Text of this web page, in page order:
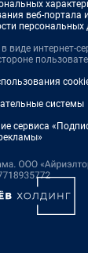
веб-портала
персональных
виде интернет-
системы
сервиса